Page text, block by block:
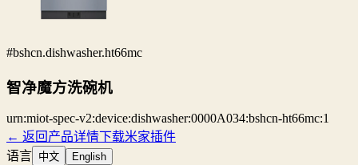
#bshcn.dishwasher.ht66mc
智净魔方洗碗机
urn:miot-spec-v2:device:dishwasher:0000A034:bshcn-ht66mc:1
← 返回产品详情下载米家插件
语言 中文 English